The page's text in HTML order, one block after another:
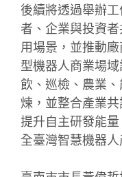
後續將透過舉辦
者、企業與投資
用場景，並推動
型機器人商業場
飲、巡檢、農業
煉，並整合產業
提升自主研發能
全臺灣智慧機器人